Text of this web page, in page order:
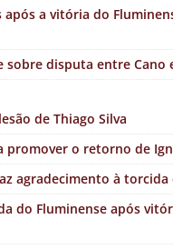
a vitória do
disputa entre Cano
de Thiago Silva
o retorno de
agradecimento à torcida
do Fluminense após